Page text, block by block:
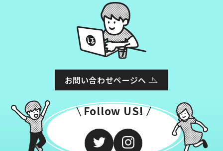
お問い合わせページへ
Follow US!